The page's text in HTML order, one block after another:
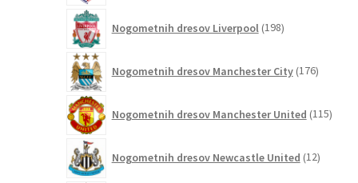
Nogometnih dresov Liverpool 198izdelkov
Nogometnih dresov Manchester City 176izdelkov
Nogometnih dresov Manchester United 115
Nogometnih dresov Newcastle United 12izdelkov